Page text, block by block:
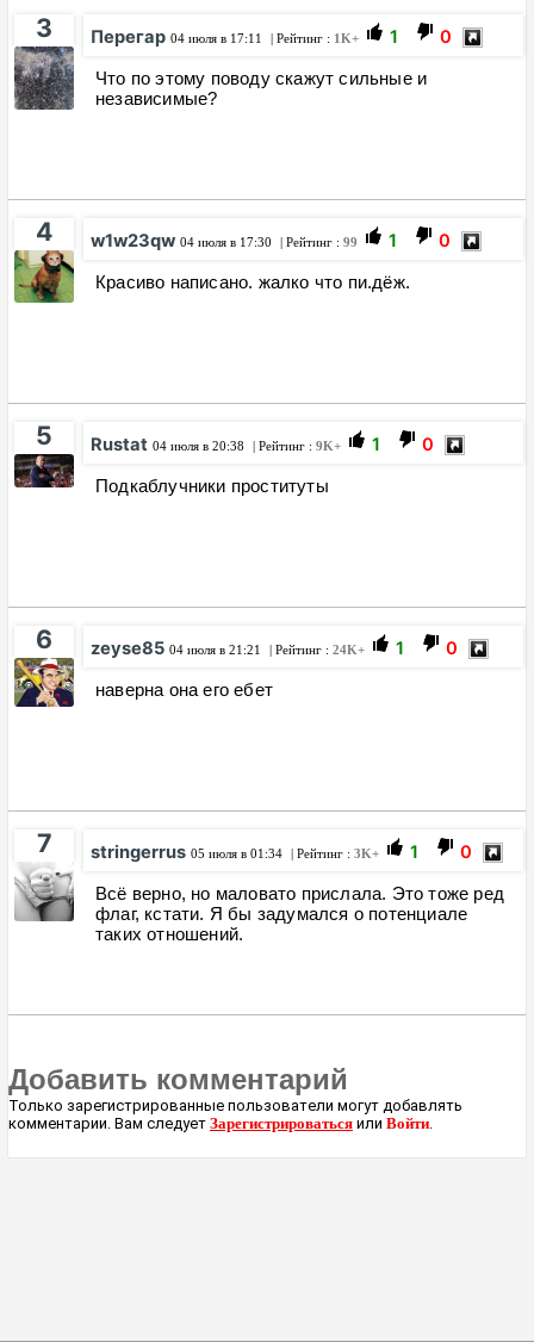
3 Перегар 04 июля в 17:11 | Рейтинг : 1K+ 1 0
Что по этому поводу скажут сильные и
независимые?
4 w1w23qw 04 июля в 17:30 | Рейтинг : 99 1 0
Красиво написано. жалко что пи.дёж.
5 Rustat 04 июля в 20:38 | Рейтинг : 9K+ 1 0
Подкаблучники проституты
6 zeyse85 04 июля в 21:21 | Рейтинг : 24K+ 1 0
наверна она его ебет
7 stringerrus 05 июля в 01:34 | Рейтинг : 3K+ 1 0
Всё верно, но маловато прислала. Это тоже ред
флаг, кстати. Я бы задумался о потенциале
таких отношений.
Добавить комментарий
Только зарегистрированные пользователи могут добавлять
комментарии. Вам следует Зарегистрироваться или Войти